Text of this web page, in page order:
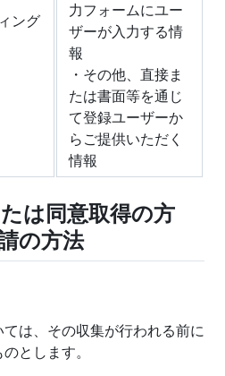
ング
力フォームにユー
ザーが入力する情
報
・その他、直接ま
たは書面等を通じ
て登録ユーザーか
らご提供いただく
情報
は同意取得の方
の方法
は、その収集が行われる前に
とします。